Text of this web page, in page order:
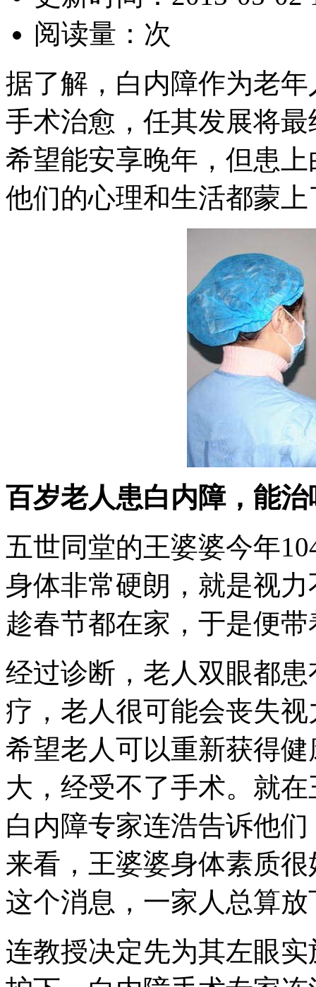
阅读量： 次
据了解，白内障作为老
手术治愈，任其发展将
希望能安享晚年，但患
他们的心理和生活都蒙
百岁老人患白内障，能治
五世同堂的王婆婆今年
身体非常硬朗，就是视
趁春节都在家，于是便
经过诊断，老人双眼都
疗，老人很可能会丧失
希望老人可以重新获得
大，经受不了手术。就
白内障专家连浩告诉他
来看，王婆婆身体素质
这个消息，一家人总算
连教授决定先为其左眼